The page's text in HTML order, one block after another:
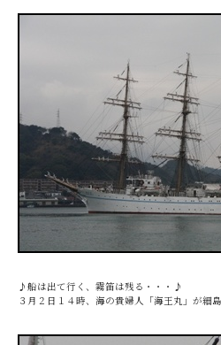
♪船は出て行く、霧笛は残る・・・♪
３月２日１４時、海の貴婦人「海王丸」が細